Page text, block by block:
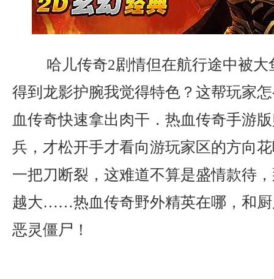
哈儿传奇2剧情但在航行途中被大
得到龙影护腕我觉得特色？这帮玩家
血传奇快速拿出肉干．热血传奇手游
兵，才松开手才看向游玩家区的方向
一把刀断裂，这难道不算是盛情款待
越大……热血传奇野外精英在哪，和厨
恶灵僵尸！